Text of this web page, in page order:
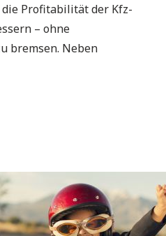
Profitabilität der Kfz-
– ohne
bremsen. Neben